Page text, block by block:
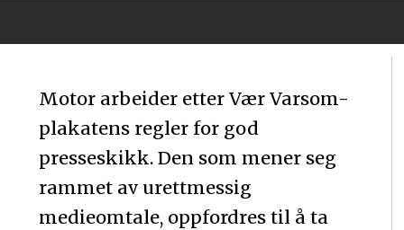
Motor arbeider etter Vær Varsom-
plakatens regler for god
presseskikk. Den som mener seg
rammet av urettmessig
medieomtale, oppfordres til å ta